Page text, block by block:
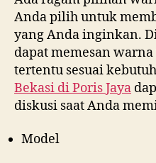
Anda pilih untuk
yang Anda inginkan.
dapat memesan
tertentu sesuai
Bekasi diPoris Jaya
diskusi saat Anda
Model